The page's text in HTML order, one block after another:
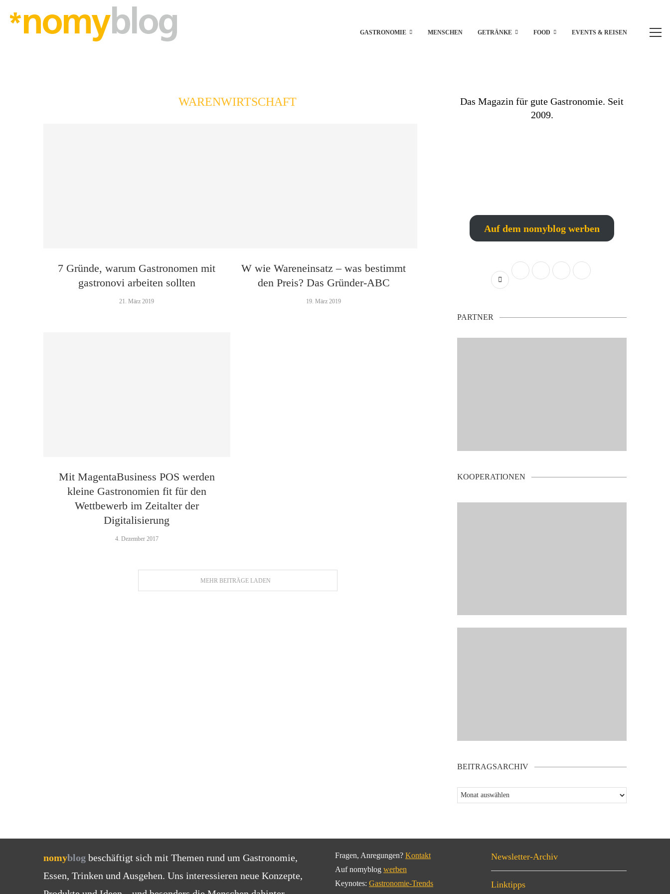
GASTRONOMIE MENSCHEN GETRÄNKE FOOD EVENTS & REISEN
WARENWIRTSCHAFT
7 Gründe, warum Gastronomen mit
gastronovi arbeiten sollten
21. März 2019
W wie Wareneinsatz – was bestimmt
den Preis? Das Gründer-ABC
19. März 2019
Mit MagentaBusiness POS werden
kleine Gastronomien fit für den
Wettbewerb im Zeitalter der
Digitalisierung
4. Dezember 2017
MEHR BEITRÄGE LADEN
Das Magazin für gute Gastronomie. Seit
2009.
Auf dem nomyblog werben
PARTNER
KOOPERATIONEN
BEITRAGSARCHIV
nomyblog beschäftigt sich mit Themen rund um Gastronomie,
Essen, Trinken und Ausgehen. Uns interessieren neue Konzepte,
Fragen, Anregungen? Kontakt
Auf nomyblog werben
Keynotes: Gastronomie-Trends
Newsletter-Archiv
Linktipps